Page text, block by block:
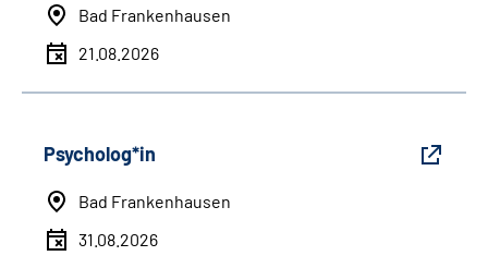
Bad Frankenhausen
21.08.2026
Psycholog*in
Bad Frankenhausen
31.08.2026